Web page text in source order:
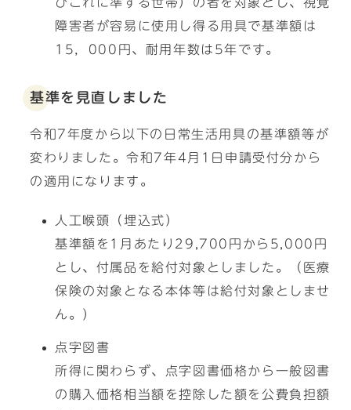
障害者が容易に使用し得る用具で基準額は
15，000円、耐用年数は5年です。
基準を見直しました
令和7年度から以下の日常生活用具の基準額等が
変わりました。令和7年4月1日申請受付分から
の適用になります。
人工喉頭（埋込式）
基準額を1月あたり29,700円から5,000円
とし、付属品を給付対象としました。（医療
保険の対象となる本体等は給付対象としませ
ん。）
点字図書
所得に関わらず、点字図書価格から一般図書
の購入価格相当額を控除した額を公費負担額